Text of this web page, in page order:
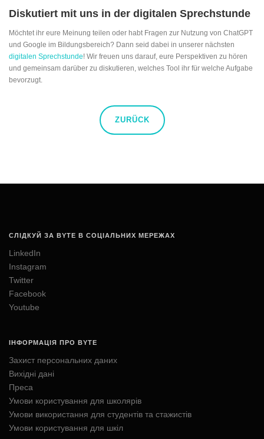
Diskutiert mit uns in der digitalen Sprechstunde
Möchtet ihr eure Meinung teilen oder habt Fragen zur Nutzung von ChatGPT
und Google im Bildungsbereich? Dann seid dabei in unserer nächsten
digitalen Sprechstunde! Wir freuen uns darauf, eure Perspektiven zu hören
und gemeinsam darüber zu diskutieren, welches Tool ihr für welche Aufgabe
bevorzugt.
ZURÜCK
СЛІДКУЙ ЗА BYTE В СОЦІАЛЬНИХ МЕРЕЖАХ
LinkedIn
Instagram
Twitter
Facebook
Youtube
ІНФОРМАЦІЯ ПРО BYTE
Захист персональних даних
Вихідні дані
Преса
Умови користування для школярів
Умови використання для студентів та стажистів
Умови користування для шкіл